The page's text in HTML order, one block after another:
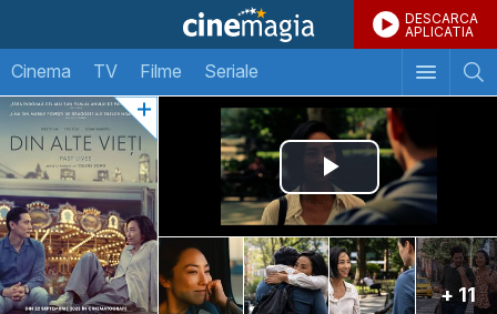
DESCARCA
APLICATIA
Cinema TV Filme Seriale
+ 11